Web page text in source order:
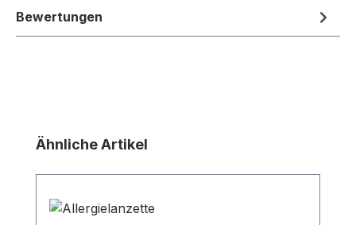
Bewertungen
Produktgalerie überspringen
Ähnliche Artikel